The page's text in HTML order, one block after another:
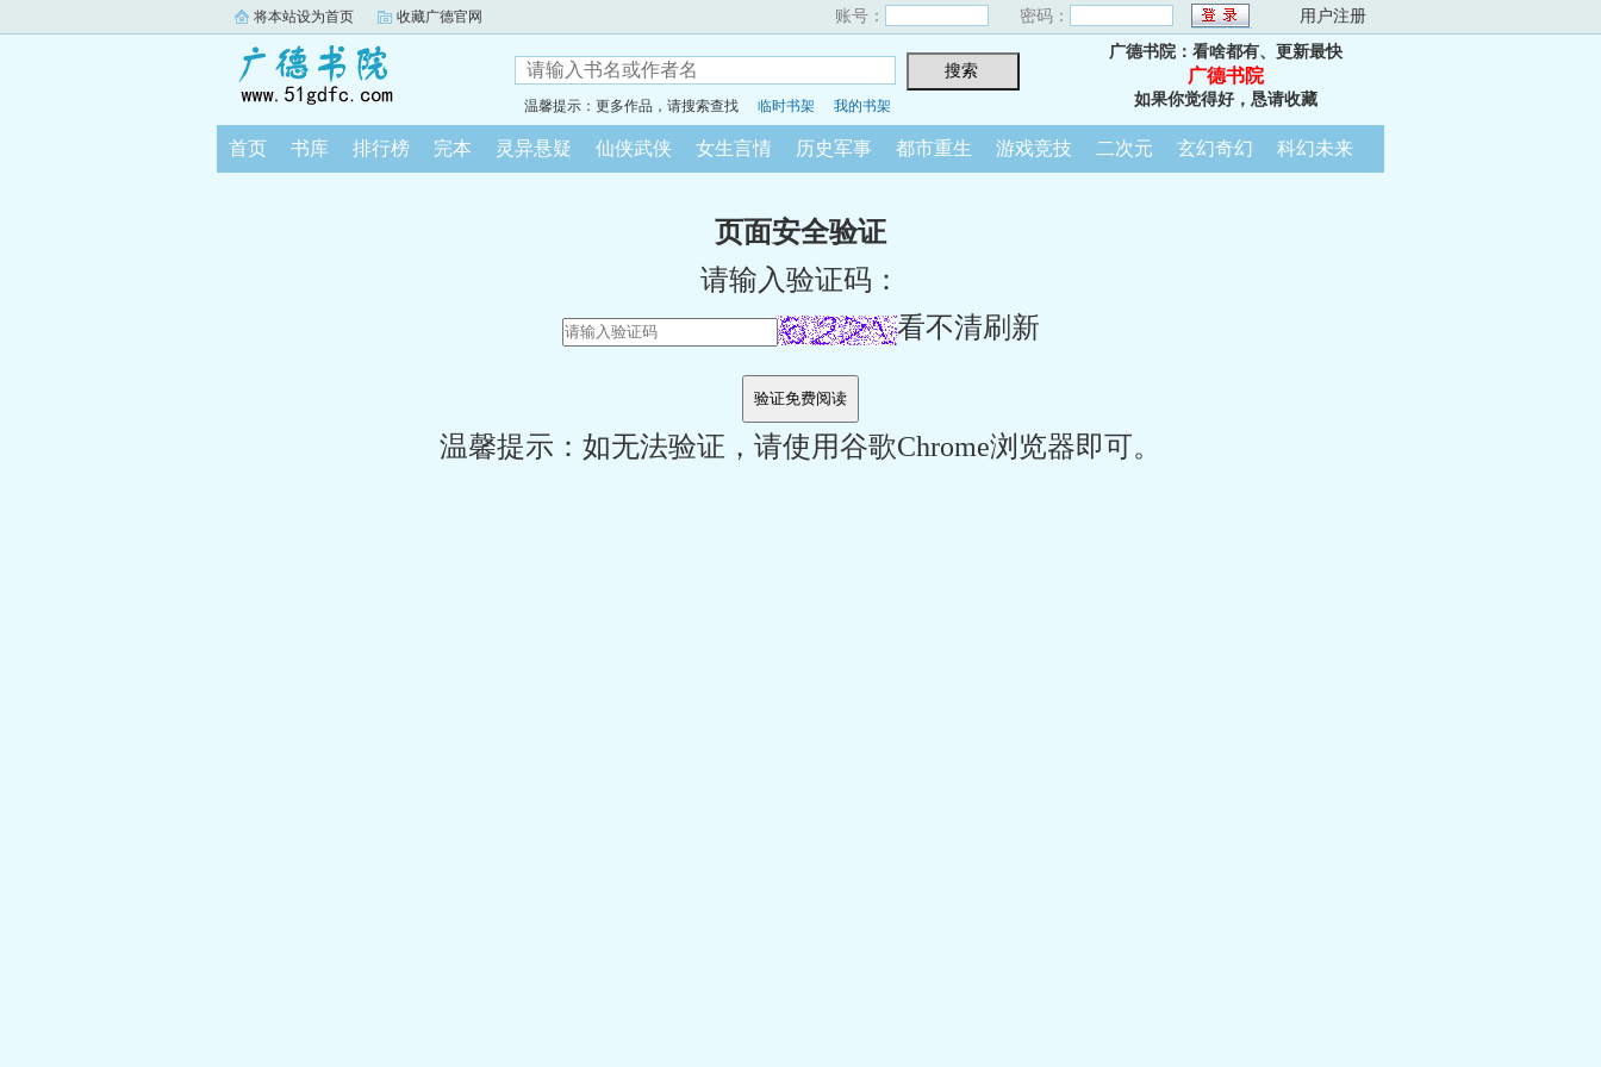
将本站设为首页 收藏广德官网 账号： 密码： 用户注册
温馨提示：更多作品，请搜索查找 临时书架 我的书架
广德书院：看啥都有、更新最快
广德书院
如果你觉得好，恳请收藏
首页 书库 排行榜 完本 灵异悬疑 仙侠武侠 女生言情 历史军事 都市重生 游戏竞技 二次元 玄幻奇幻 科幻未来
页面安全验证
请输入验证码：
看不清刷新
温馨提示：如无法验证，请使用谷歌Chrome浏览器即可。